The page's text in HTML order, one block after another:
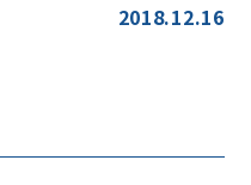
2018.12.16